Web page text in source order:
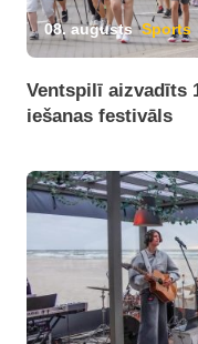
08. augusts Sports
Ventspilī aizvadīts
iešanas festivāls